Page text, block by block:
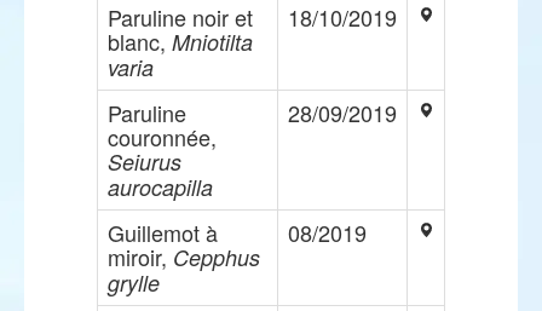
Paruline noir et
blanc, Mniotilta
varia
18/10/2019
Paruline
couronnée,
Seiurus
aurocapilla
28/09/2019
Guillemot à
miroir, Cepphus
grylle
08/2019